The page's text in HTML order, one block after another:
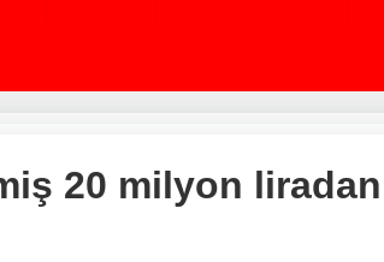
20 milyon